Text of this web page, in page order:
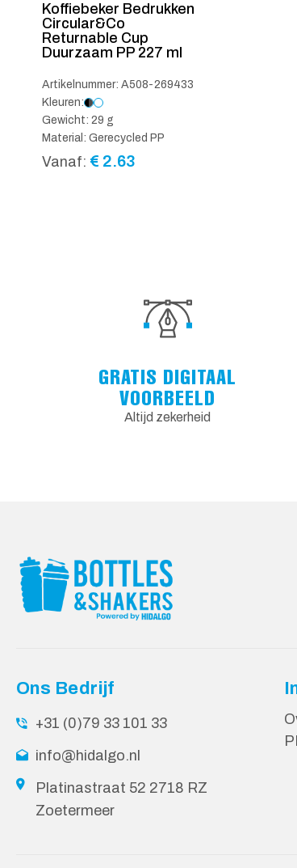
Koffiebeker Bedrukken
Circular&Co
Returnable Cup
Duurzaam PP 227 ml
Artikelnummer: A508-269433
Kleuren:
Gewicht: 29 g
Material: Gerecycled PP
Vanaf: € 2.63
GRATIS DIGITAAL
VOORBEELD
Altijd zekerheid
Ons Bedrijf
+31 (0)79 33 101 33
info@hidalgo.nl
Platinastraat 52 2718 RZ
Zoetermeer